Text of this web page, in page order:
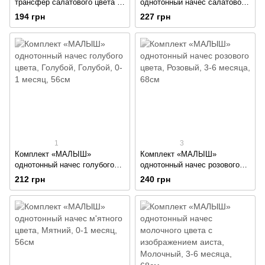
трансфер салатового цвета с
шапкой
194 грн
однотонный начес салатового
цвета
227 грн
1
Комплект «МАЛЫШ»
однотонный начес голубого
цвета
212 грн
3
Комплект «МАЛЫШ»
однотонный начес розового
цвета
240 грн